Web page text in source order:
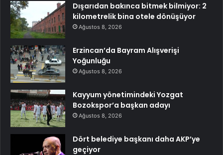
Dışarıdan bakınca bitmek bilmiyor: 2
kilometrelik bina otele dönüşüyor
Ağustos 8, 2026
Erzincan’da Bayram Alışverişi
Yoğunluğu
Ağustos 8, 2026
Kayyum yönetimindeki Yozgat
Bozokspor’a başkan adayı
Ağustos 8, 2026
Dört belediye başkanı daha AKP’ye
geçiyor